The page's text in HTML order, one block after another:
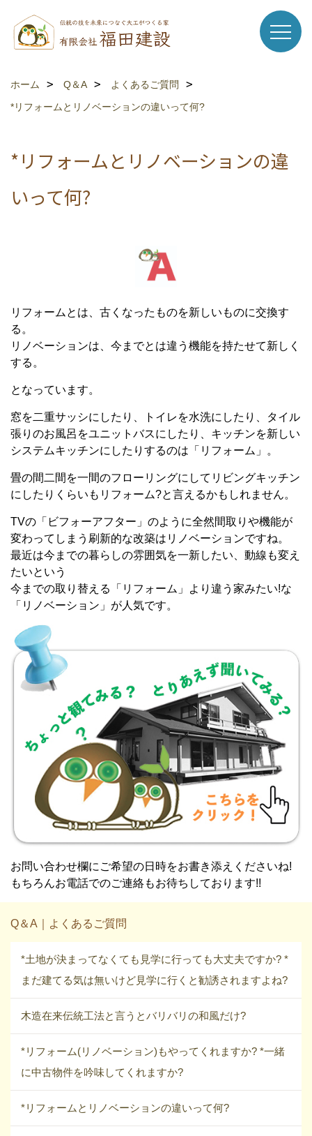
ホーム Q＆A
よくあるご質問
*リフォームとリノベーションの違いって何?
*リフォームとリノベーションの違
いって何?
リフォームとは、古くなったものを新しいものに交換す
る。
リノベーションは、今までとは違う機能を持たせて新しく
する。
となっています。
窓を二重サッシにしたり、トイレを水洗にしたり、タイル
張りのお風呂をユニットバスにしたり、キッチンを新しい
システムキッチンにしたりするのは「リフォーム」。
畳の間二間を一間のフローリングにしてリビングキッチン
にしたりくらいもリフォーム?と言えるかもしれません。
TVの「ビフォーアフター」のように全然間取りや機能が
変わってしまう刷新的な改築はリノベーションですね。
最近は今までの暮らしの雰囲気を一新したい、動線も変え
たいという
今までの取り替える「リフォーム」より違う家みたい!な
「リノベーション」が人気です。
お問い合わせ欄にご希望の日時をお書き添えくださいね!
もちろんお電話でのご連絡もお待ちしております!!
Q＆A｜よくあるご質問
*土地が決まってなくても見学に行っても大丈夫ですか? *
まだ建てる気は無いけど見学に行くと勧誘されますよね?
木造在来伝統工法と言うとバリバリの和風だけ?
*リフォーム(リノベーション)もやってくれますか? *一緒
に中古物件を吟味してくれますか?
*リフォームとリノベーションの違いって何?